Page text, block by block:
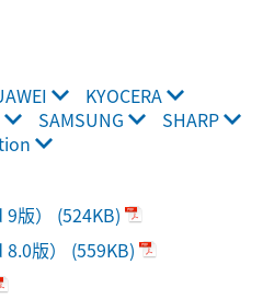
KYOCERA
SAMSUNG
SHARP
版） (524KB)
版） (559KB)